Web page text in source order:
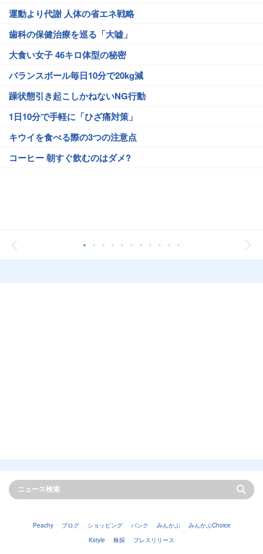
運動より代謝 人体の省エネ戦略
歯科の保健治療を巡る「大嘘」
大食い女子 46キロ体型の秘密
バランスボール毎日10分で20kg減
躁状態引き起こしかねないNG行動
1日10分で手軽に「ひざ痛対策」
キウイを食べる際の3つの注意点
コーヒー 朝すぐ飲むのはダメ?
Peachy ブログ ショッピング バンク みんかぶ
みんかぶChoice
Kstyle
株探 プレスリリース